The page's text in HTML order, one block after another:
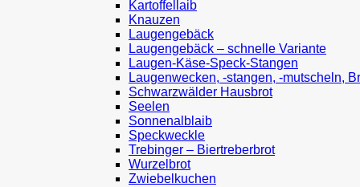
Kartoffellaib
Knauzen
Laugengebäck
Laugengebäck – schnelle Variante
Laugen-Käse-Speck-Stangen
Laugenwecken, -stangen, -mutscheln,
Schwarzwälder Hausbrot
Seelen
Sonnenalblaib
Speckweckle
Trebinger – Biertreberbrot
Wurzelbrot
Zwiebelkuchen